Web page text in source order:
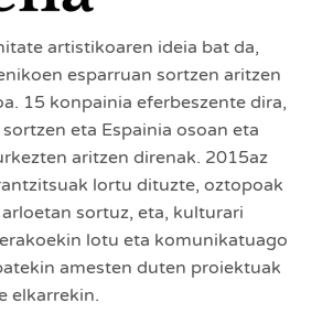
artistikoaren ideia bat da,
esparruan sortzen aritzen
15 konpainia eferbeszente dira,
eta Espainia osoan eta
aritzen direnak. 2015az
lortu dituzte, oztopoak
sortuz, eta, kulturari
lotu eta komunikatuago
amesten duten proiektuak
elkarrekin.